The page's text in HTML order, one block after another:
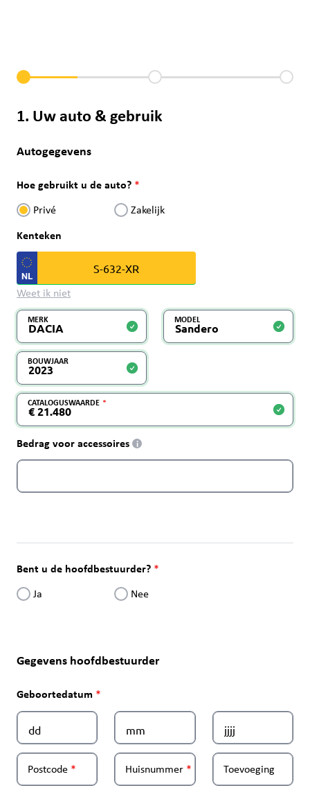
1. Uw auto & gebruik
Autogegevens
Hoe gebruikt u de auto?
Privé Zakelijk
Kenteken
Weet ik niet
MERK MODEL
BOUWJAAR
CATALOGUSWAARDE
Bedrag voor accessoires i
Bent u de hoofdbestuurder?
Ja Nee
Gegevens hoofdbestuurder
Geboortedatum
Postcode Huisnummer Toevoeging